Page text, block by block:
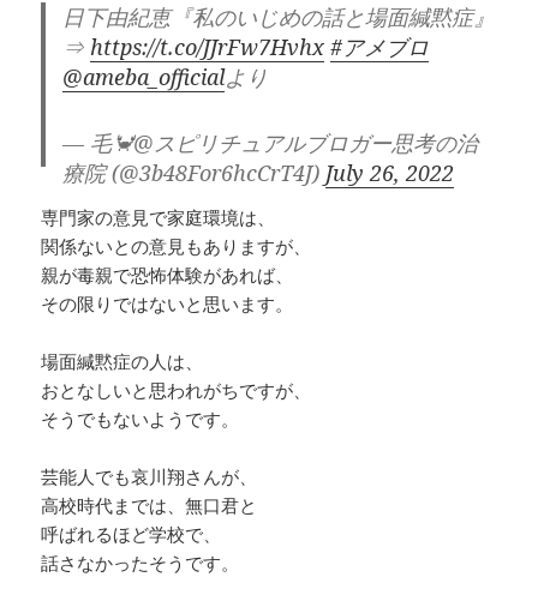
日下由紀恵『私のいじめの話と場面緘黙症』
⇒ https://t.co/JJrFw7Hvhx #アメブロ
@ameba_officialより
— 毛🦀@スピリチュアルブロガー思考の治
療院 (@3b48For6hcCrT4J) July 26, 2022
専門家の意見で家庭環境は、
関係ないとの意見もありますが、
親が毒親で恐怖体験があれば、
その限りではないと思います。
場面緘黙症の人は、
おとなしいと思われがちですが、
そうでもないようです。
芸能人でも哀川翔さんが、
高校時代までは、無口君と
呼ばれるほど学校で、
話さなかったそうです。